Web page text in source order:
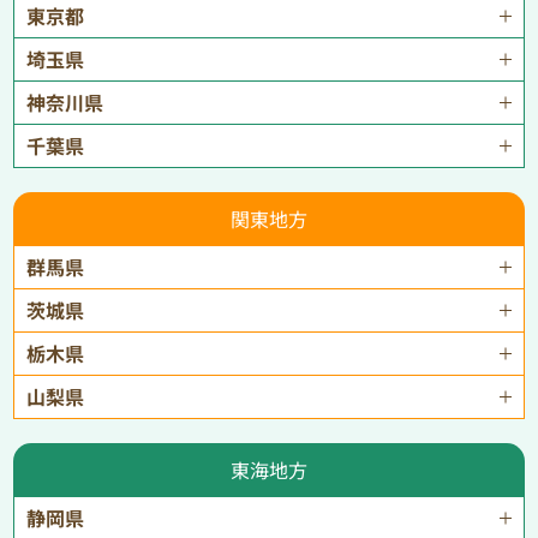
東京都
埼玉県
神奈川県
千葉県
関東地方
群馬県
茨城県
栃木県
山梨県
東海地方
静岡県